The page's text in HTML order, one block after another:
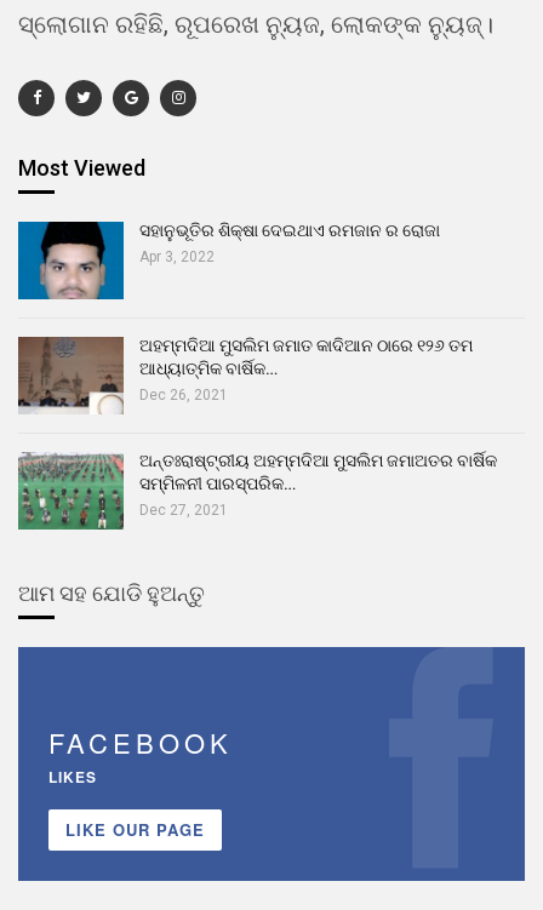
ସ୍ଲୋଗାନ ରହିଛି, ରୂପରେଖ ନ୍ୟୁଜ, ଲୋକଙ୍କ ନ୍ୟୁଜ୍।
Most Viewed
ସହାନୁଭୂତିର ଶିକ୍ଷା ଦେଇଥାଏ ରମଜାନ ର ରୋଜା
Apr 3, 2022
ଅହମ୍ମଦିଆ ମୁସଲିମ ଜମାତ କାଦିଆନ ଠାରେ ୧୨୬ ତମ
ଆଧ୍ୟାତ୍ମିକ ବାର୍ଷିକ…
Dec 26, 2021
ଅନ୍ତଃରାଷ୍ଟ୍ରୀୟ ଅହମ୍ମଦିଆ ମୁସଲିମ ଜମାଅତର ବାର୍ଷିକ
ସମ୍ମିଳନୀ ପାରସ୍ପରିକ…
Dec 27, 2021
ଆମ ସହ ଯୋଡି ହୁଅନ୍ତୁ
FACEBOOK
LIKES
LIKE OUR PAGE